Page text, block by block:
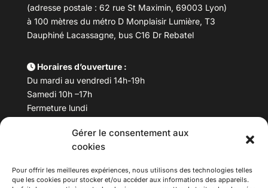
Gérer le consentement aux
cookies
Pour offrir les meilleures expériences, nous utilisons des technologies telles
que les cookies pour stocker et/ou accéder aux informations des appareils.
(adresse postale : 62 rue St Maximin, 69003 Lyon)
à 100 mètres du métro D Monplaisir Lumière, T3
Dauphiné Lacassagne, bus C16 Dr Rebatel
Horaires d’ouverture :
Du mardi au vendredi 14h-19h
Samedi 10h –17h
Fermeture lundi
Téléphone : 04 78 53 06 40
maisondesculturesasiatiques@asiexpo.com